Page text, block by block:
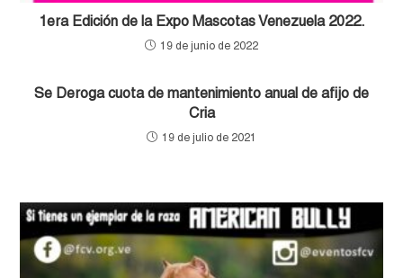
1era Edición de la Expo Mascotas Venezuela 2022.
19 de junio de 2022
Se Deroga cuota de mantenimiento anual de afijo de
Cria
19 de julio de 2021